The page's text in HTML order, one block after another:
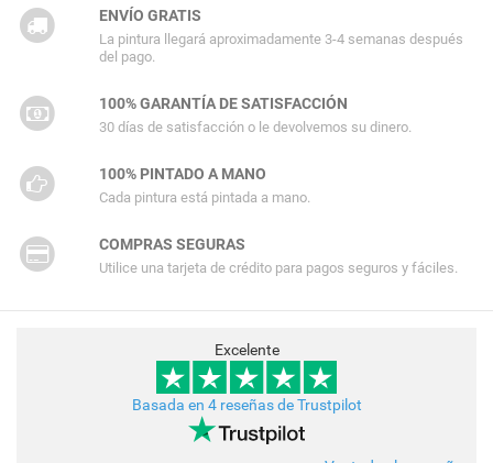
ENVÍO GRATIS
La pintura llegará aproximadamente 3-4 semanas después
del pago.
100% GARANTÍA DE SATISFACCIÓN
30 días de satisfacción o le devolvemos su dinero.
100% PINTADO A MANO
Cada pintura está pintada a mano.
COMPRAS SEGURAS
Utilice una tarjeta de crédito para pagos seguros y fáciles.
Excelente
Basada en 4 reseñas de Trustpilot